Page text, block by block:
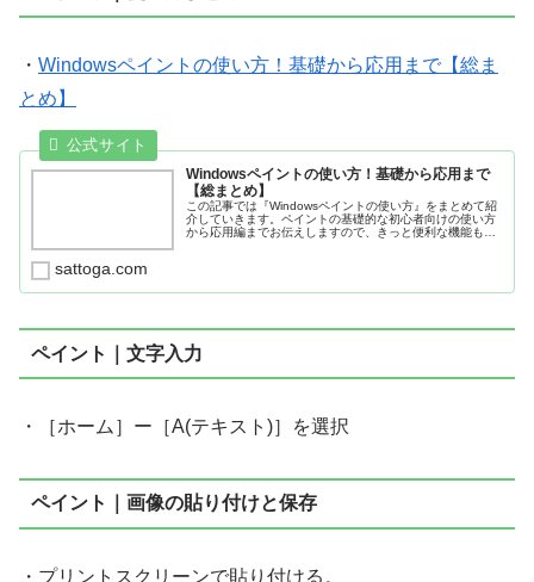
・ Windowsペイントの使い方！基礎から応用まで【総ま
とめ】
Windowsペイントの使い方！基礎から応用まで
【総まとめ】
この記事では『Windowsペイントの使い方』をまとめて紹
介していきます。ペイントの基礎的な初心者向けの使い方
から応用編までお伝えしますので、きっと便利な機能も見
sattoga.com
ペイント｜文字入力
・［ホーム］ー［A(テキスト)］を選択
ペイント｜画像の貼り付けと保存
・プリントスクリーンで貼り付ける。